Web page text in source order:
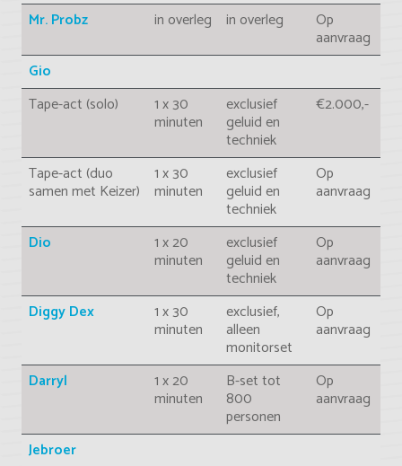
Mr. Probz in overleg in overleg Op
aanvraag
Gio
Tape-act (solo)
1 x 30
minuten
exclusief
geluid en
techniek
€2.000,-
Tape-act (duo
samen met Keizer)
1 x 30
minuten
exclusief
geluid en
techniek
Op
aanvraag
Dio 1 x 20
minuten
exclusief
geluid en
techniek
Op
aanvraag
Diggy Dex 1 x 30
minuten
exclusief,
alleen
monitorset
Op
aanvraag
Darryl 1 x 20
minuten
B-set tot
800
personen
Op
aanvraag
Jebroer